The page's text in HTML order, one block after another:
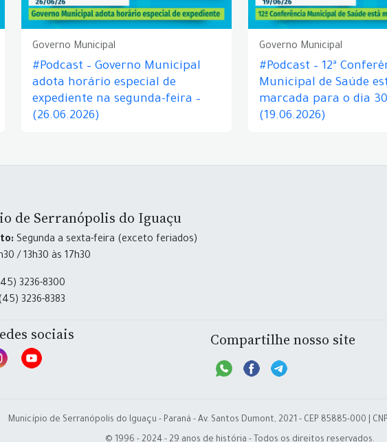
Governo Municipal
#Podcast – Governo Municipal
adota horário especial de
expediente na segunda-feira –
(26.06.2026)
Governo Municipal
#Podcast – 12ª
Municipal de Saúde
marcada para o dia
(19.06.2026)
de Serranópolis do Iguaçu
Segunda a sexta-feira (exceto feriados)
/ 13h30 às 17h30
3236-8300
3236-8383
sociais Compartilhe nosso site
Município de Serranópolis do Iguaçu - Paraná - Av. Santos Dumont, 2021 - CEP 85885-000 |
© 1996 - 2024 - 29 anos de história - Todos os direitos reservados.